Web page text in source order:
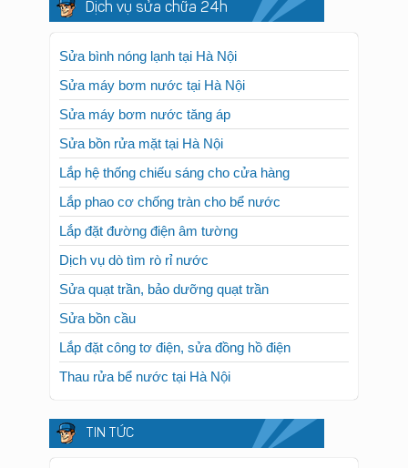
Dịch vụ sửa chữa 24h
Sửa bình nóng lạnh tại Hà Nội
Sửa máy bơm nước tại Hà Nội
Sửa máy bơm nước tăng áp
Sửa bồn rửa mặt tại Hà Nội
Lắp hệ thống chiếu sáng cho cửa hàng
Lắp phao cơ chống tràn cho bể nước
Lắp đặt đường điện âm tường
Dịch vụ dò tìm rò rỉ nước
Sửa quạt trần, bảo dưỡng quạt trần
Sửa bồn cầu
Lắp đặt công tơ điện, sửa đồng hồ điện
Thau rửa bể nước tại Hà Nội
TIN TỨC